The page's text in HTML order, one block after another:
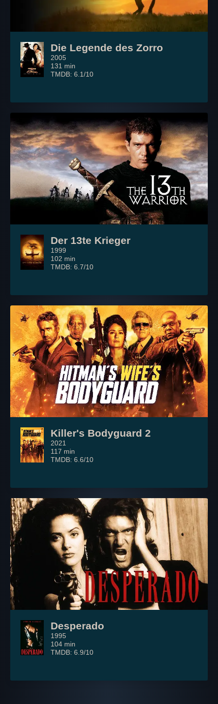
Die Legende des Zorro
2005
131 min
TMDB: 6.1/10
Der 13te Krieger
1999
102 min
TMDB: 6.7/10
Killer's Bodyguard 2
2021
117 min
TMDB: 6.6/10
Desperado
1995
104 min
TMDB: 6.9/10